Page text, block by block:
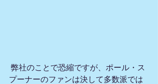
プーナーのファンは決して多数派では